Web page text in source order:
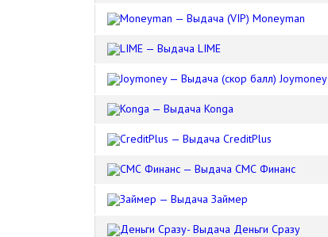
Moneyman
LIME
Joymoney
Konga
CreditPlus
СМС Финанс
Займер
Деньги Сразу